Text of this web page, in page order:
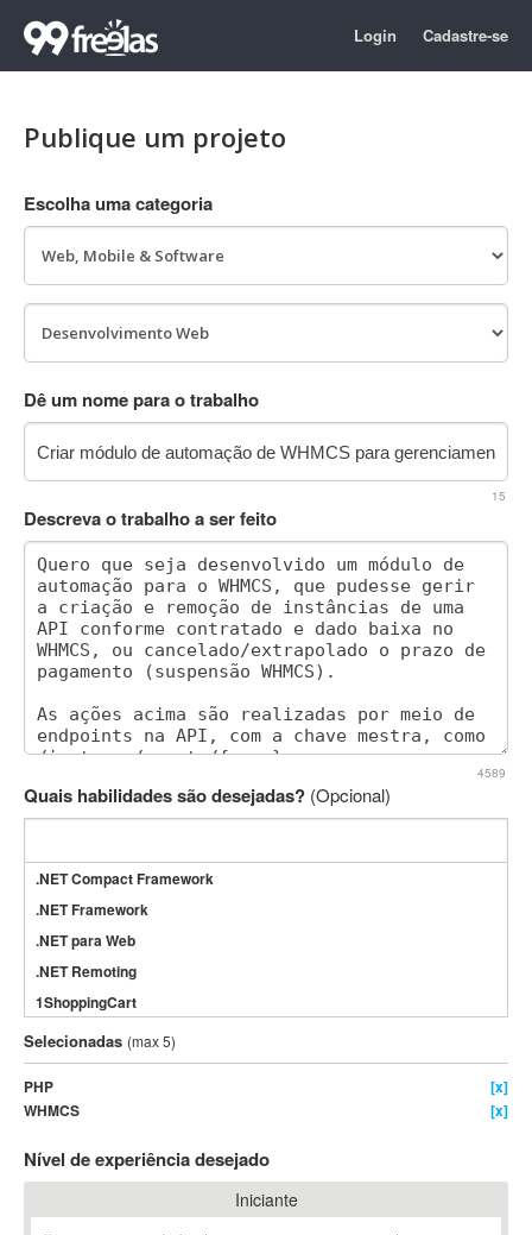
Login Cadastre-se
Publique um projeto
Escolha uma categoria
Dê um nome para o trabalho
15
Descreva o trabalho a ser feito
4589
Quais habilidades são desejadas? (Opcional)
.NET Compact Framework
.NET Framework
.NET para Web
.NET Remoting
1ShoppingCart
3DS Max
3GSM
4D Dimension
A&P
A-GPS
A2Billing
Selecionadas (max 5)
PHP
[x]
WHMCS
[x]
Nível de experiência desejado
Iniciante